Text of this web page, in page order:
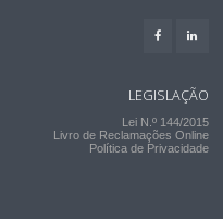
LEGISLAÇÃO
Lei N.º 144/2015
Livro de Reclamações Online
Política de Privacidade